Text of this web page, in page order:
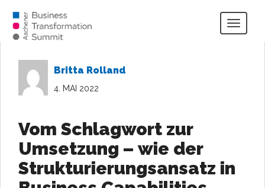
Britta Rolland
4. MAI 2022
Vom Schlagwort zur
Umsetzung – wie der
Strukturierungsansatz in